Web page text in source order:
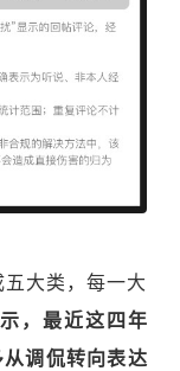
大类，每一大
，最近这四年
从调侃转向表达